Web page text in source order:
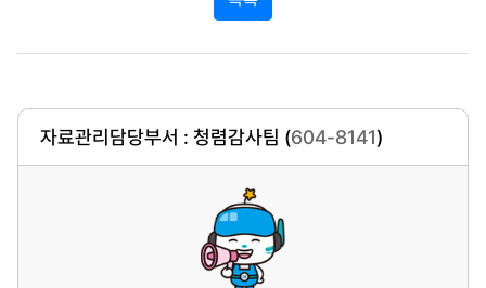
자료관리담당부서 : 청렴감사팀 (604-8141)